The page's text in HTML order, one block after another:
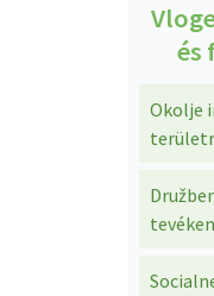
és
Okolje